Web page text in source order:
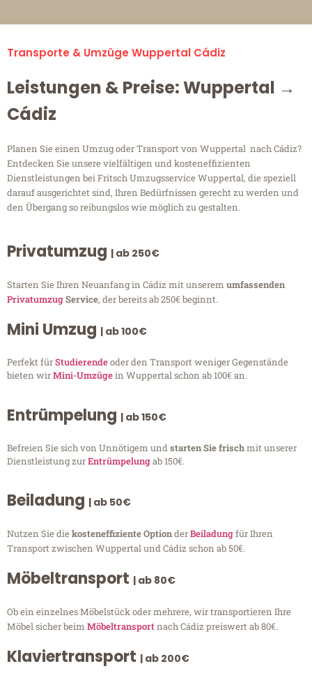
Transporte & Umzüge Wuppertal Cádiz
Leistungen & Preise: Wuppertal →
Cádiz
Planen Sie einen Umzug oder Transport von Wuppertal nach Cádiz?
Entdecken Sie unsere vielfältigen und kosteneffizienten
Dienstleistungen bei Fritsch Umzugsservice Wuppertal, die speziell
darauf ausgerichtet sind, Ihren Bedürfnissen gerecht zu werden und
den Übergang so reibungslos wie möglich zu gestalten.
Privatumzug | ab 250€
Starten Sie Ihren Neuanfang in Cádiz mit unserem umfassenden
PrivatumzugService, der bereits ab 250€ beginnt.
Mini Umzug | ab 100€
Perfekt fürStudierendeoder den Transport weniger Gegenstände
bieten wirMini-Umzügein Wuppertal schon ab 100€ an.
Entrümpelung | ab 150€
Befreien Sie sich von Unnötigem undstarten Sie frischmit unserer
Dienstleistung zurEntrümpelungab 150€.
Beiladung | ab 50€
Nutzen Sie diekosteneffiziente OptionderBeiladungfür Ihren
Transport zwischen Wuppertal und Cádiz schon ab 50€.
Möbeltransport | ab 80€
Ob ein einzelnes Möbelstück oder mehrere, wir transportieren Ihre
Möbel sicher beim Möbeltransportnach Cádiz preiswert ab 80€.
Klaviertransport | ab 200€